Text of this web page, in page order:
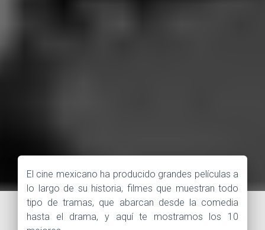
El cine mexicano ha producido grandes películas a
lo largo de su historia, filmes que muestran todo
tipo de tramas, que abarcan desde la comedia
hasta el drama, y aquí te mostramos los 10